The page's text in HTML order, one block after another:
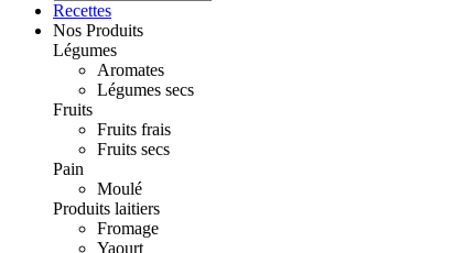
Recettes
Nos Produits
Légumes
Aromates
Légumes secs
Fruits
Fruits frais
Fruits secs
Pain
Moulé
Produits laitiers
Fromage
Yaourt